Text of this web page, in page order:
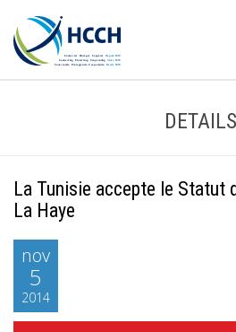
DETAILS
La Tunisie accepte le Statut
La Haye
nov
5
2014